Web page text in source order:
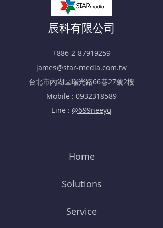
​辰科有限公司
+886-2-87919259
james@star-media.com.tw
​台北市內湖區瑞光路66巷27號2樓
Mobile : 0932318589
Line : @699neeyq
Home
Solutions
Service